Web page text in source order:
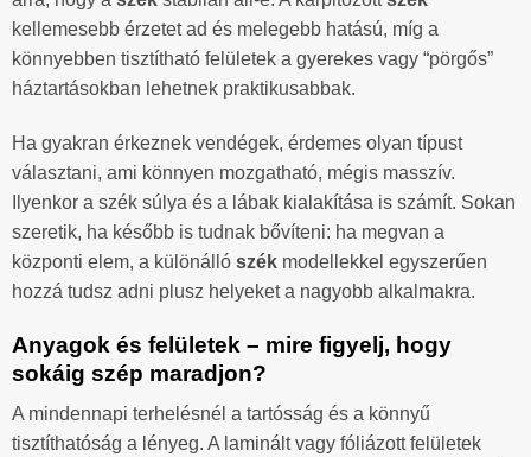
kellemesebb érzetet ad és melegebb hatású, míg a
könnyebben tisztítható felületek a gyerekes vagy “pörgős”
háztartásokban lehetnek praktikusabbak.
Ha gyakran érkeznek vendégek, érdemes olyan típust
választani, ami könnyen mozgatható, mégis masszív.
Ilyenkor a szék súlya és a lábak kialakítása is számít. Sokan
szeretik, ha később is tudnak bővíteni: ha megvan a
központi elem, a különálló szék modellekkel egyszerűen
hozzá tudsz adni plusz helyeket a nagyobb alkalmakra.
Anyagok és felületek – mire figyelj, hogy
sokáig szép maradjon?
A mindennapi terhelésnél a tartósság és a könnyű
tisztíthatóság a lényeg. A laminált vagy fóliázott felületek